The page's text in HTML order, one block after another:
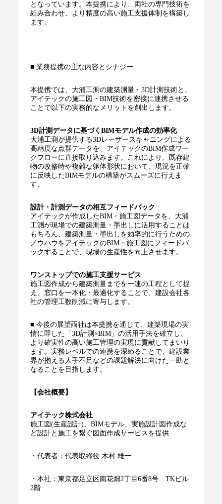
となっています。本提携により、両社の専門技術を
組み合わせ、より精度の高い施工支援体制を構築し
ます。
■ 業務提携の主な内容とシナジー
本提携では、大浦工測の建築測量・3D計測技術と、
アイテックの施工図・BIM技術を密接に連携させる
ことで以下の実務的なメリットを創出します。
3D計測データに基づくBIMモデル作成の効率化
大浦工測が提供する3Dレーザースキャニングによる
高精度な点群データを、アイテックのBIM作成ワー
クフローに直接取り込みます。これにより、既存建
物の改修時や複雑な躯体形状において、現況を正確
に反映したBIMモデルの構築がスムーズに行えま
す。
設計・計測データの相互フィードバック
アイテックが作成したBIM・施工図データを、大浦
工測が現場での建築測量・墨出しに活用することは
もちろん、建築測量・墨出しを効率的に行うための
ノウハウをアイテックのBIM・施工図にフィードバ
ックすることで、現場の生産性を向上させます。
ワンストップでの施工支援サービス
施工図作成から建築測量までを一連の工程として捉
え、窓口を一本化・最適化することで、建設会社各
社の管理工数削減に寄与します。
■ 今後の展望両社は本提携を通じて、建築現場の実
情に即した「3D計測×BIM」の活用手法を確立し、
より確実性の高い施工管理の実現に貢献してまいり
ます。実務レベルでの連携を深めることで、建設業
界が抱える人手不足などの課題解決に向けた一助と
なることを目指します。
【会社概要】
アイテック株式会社
施工図(生産設計)、BIMモデル、実施設計図作成な
ど設計と施工を繋ぐ図面作成サービスを提供
・代表者：代表取締役 木村 雄一
・本社：東京都足立区南花畑2丁目6番8号 TKビル
2階